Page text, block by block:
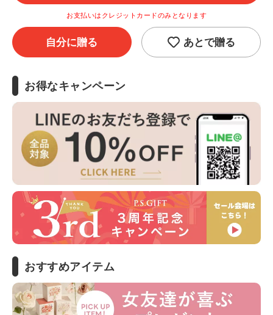
お支払いはクレジットカードのみとなります
自分に贈る あとで贈る
お得なキャンペーン
おすすめアイテム